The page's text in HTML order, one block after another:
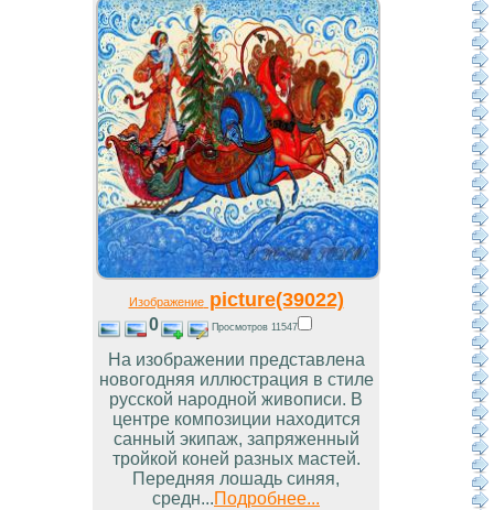
Изображениеpicture(39022)
0 Просмотров 11547
На изображении представлена
новогодняя иллюстрация в стиле
русской народной живописи. В
центре композиции находится
санный экипаж, запряженный
тройкой коней разных мастей.
Передняя лошадь синяя,
средн...Подробнее...